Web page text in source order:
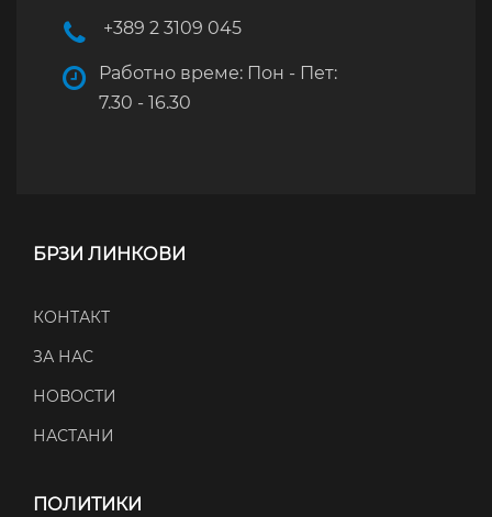
+389 2 3109 045
Работно време: Пон - Пет:
7.30 - 16.30
БРЗИ ЛИНКОВИ
КОНТАКТ
ЗА НАС
НОВОСТИ
НАСТАНИ
ПОЛИТИКИ